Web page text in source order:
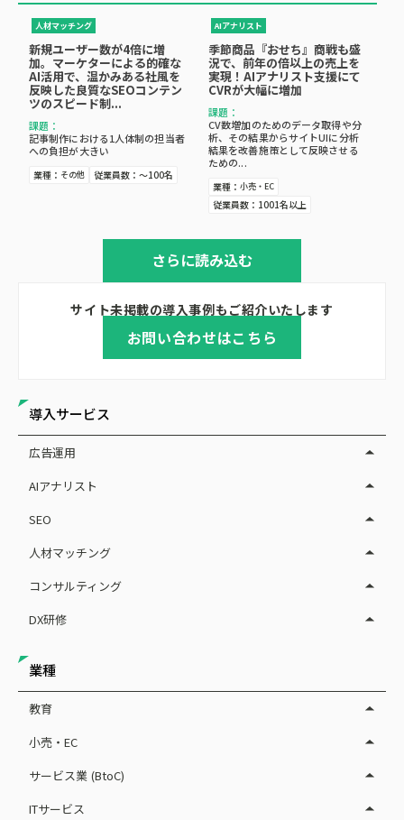
人材マッチング
新規ユーザー数が4倍に増
加。マーケターによる的確な
AI活用で、温かみある社風を
反映した良質なSEOコンテン
ツのスピード制...
課題：
記事制作における1人体制の担当者
への負担が大きい
業種： その他 従業員数： ～100名
AIアナリスト
季節商品『おせち』商戦も盛
況で、前年の倍以上の売上を
実現！AIアナリスト支援にて
CVRが大幅に増加
課題：
CV数増加のためのデータ取得や分
析、その結果からサイトUIに分析
結果を改善施策として反映させる
ための...
業種： 小売・EC
従業員数： 1001名以上
さらに読み込む
サイト未掲載の導入事例もご紹介いたします
お問い合わせはこちら
導入サービス
広告運用
AIアナリスト
SEO
人材マッチング
コンサルティング
DX研修
業種
教育
小売・EC
サービス業 (BtoC)
ITサービス